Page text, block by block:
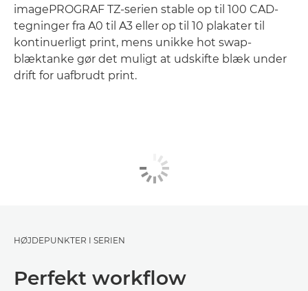
imagePROGRAF TZ-serien stable op til 100 CAD-
tegninger fra A0 til A3 eller op til 10 plakater til
kontinuerligt print, mens unikke hot swap-
blæktanke gør det muligt at udskifte blæk under
drift for uafbrudt print.
HØJDEPUNKTER I SERIEN
Perfekt workflow